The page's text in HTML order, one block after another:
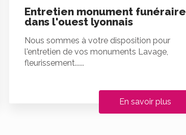
Entretien monument funéraire
dans l'ouest lyonnais
Nous sommes à votre disposition pour
l'entretien de vos monuments Lavage,
fleurissement......
En savoir plus